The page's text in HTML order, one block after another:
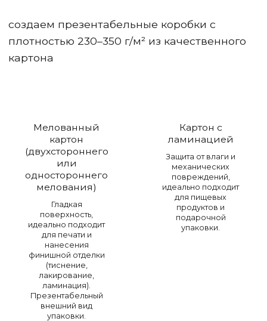
создаем презентабельные коробки с
плотностью 230–350 г/м² из качественного
картона
Мелованный
картон
(двухстороннего
или
одностороннего
мелования)
Гладкая
поверхность,
идеально подходит
для печати и
нанесения
финишной отделки
(тиснение,
лакирование,
ламинация).
Презентабельный
внешний вид
упаковки.
Картон с
ламинацией
Защита от влаги и
механических
повреждений,
идеально подходит
для пищевых
продуктов и
подарочной
упаковки.